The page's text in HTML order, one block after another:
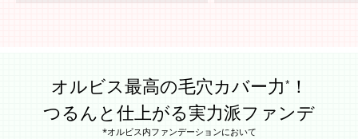
オルビス最高の毛穴カバー力 *
！
つるんと仕上がる実力派ファンデ
*オルビス内ファンデーションにおいて